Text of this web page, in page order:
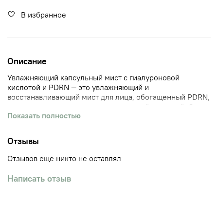
В избранное
Описание
Увлажняющий капсульный мист с гиалуроновой
кислотой и PDRN — это увлажняющий и
восстанавливающий мист для лица, обогащенный PDRN,
полученным из лосося, и гиалуроновой кислотой. Он
помогает усилить сияние кожи и поддержать ее
более упругий вид.
капсулы PDRN изумрудного оттенка с легкой
коже, создавая увлажненный и сияющий слой, а
Показать полностью
Отзывы
Отзывов еще никто не оставлял
Написать отзыв